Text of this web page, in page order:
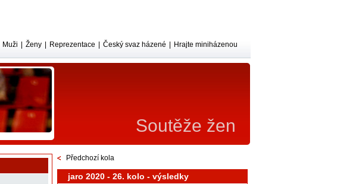
Soutěže žen
Muži Ženy Reprezentace Český svaz házené Hrajte miniházenou
Předchozí kola
jaro 2020 - 26. kolo - výsledky